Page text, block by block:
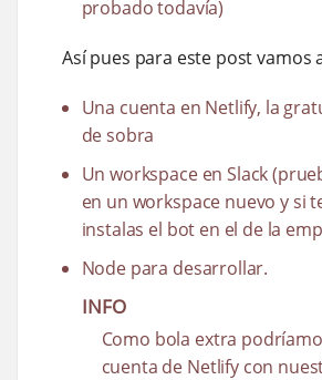
probado todavía)
Así pues para este post vamos
Una cuenta en Netlify, la
de sobra
Un workspace en Slack
en un workspace nuevo y si
instalas el bot en el de la
Node para desarrollar.
INFO
Como bola extra
cuenta de Netlify con